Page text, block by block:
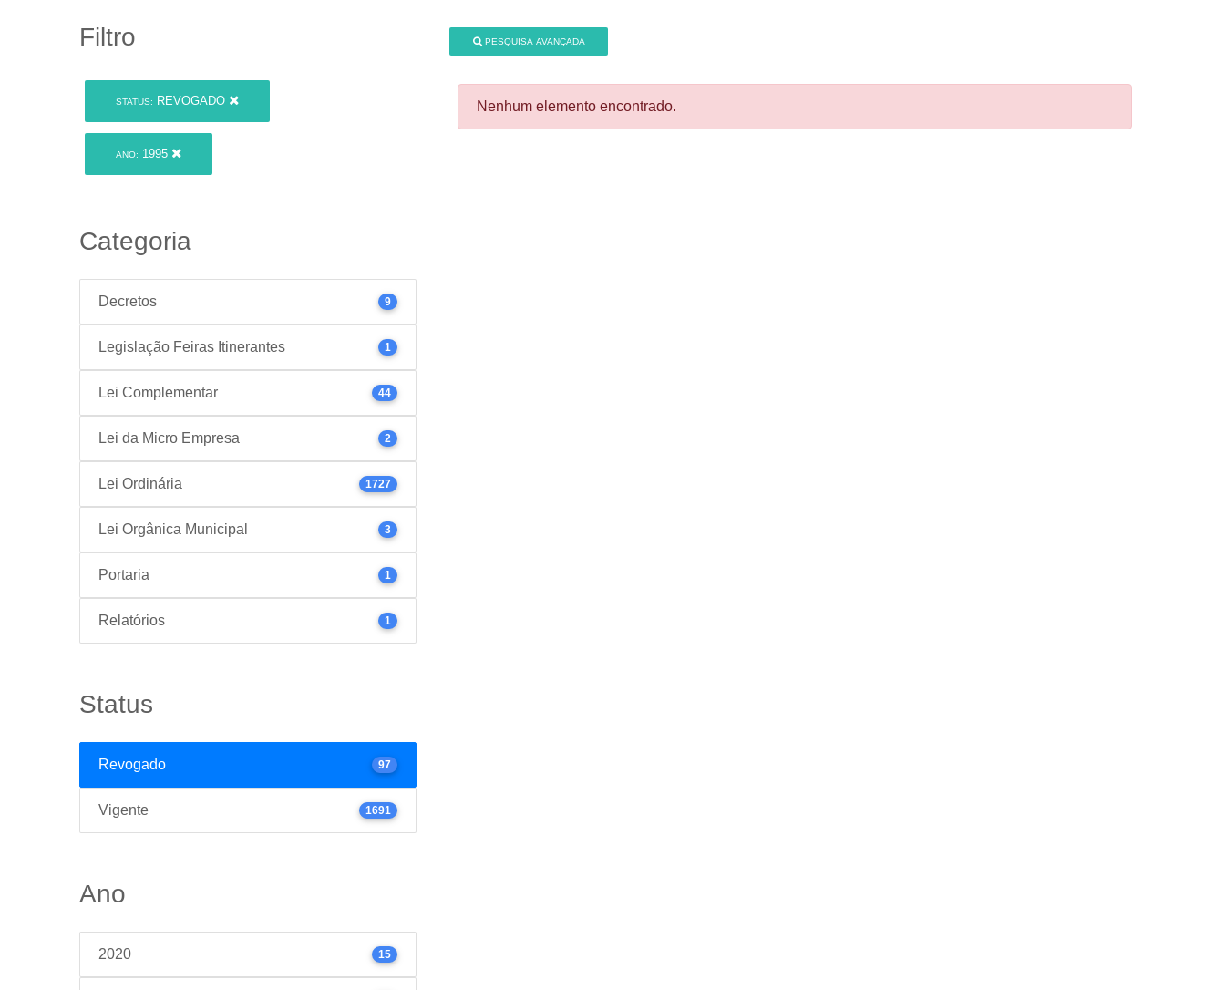
Filtro
STATUS: REVOGADO
ANO: 1995
Categoria
Decretos 9
Legislação Feiras Itinerantes 1
Lei Complementar 44
Lei da Micro Empresa 2
Lei Ordinária 1727
Lei Orgânica Municipal 3
Portaria 1
Relatórios 1
Status
Revogado 97
Vigente 1691
Ano
2020 15
PESQUISA AVANÇADA
Nenhum elemento encontrado.